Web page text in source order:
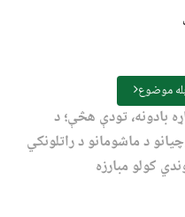
موضوع
بادونه، تودې هڅې؛ د
د ماشومانو د راتلونکي
کولو مبارزه